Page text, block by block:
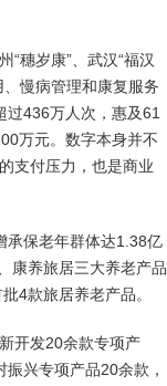
“穗岁康”、武汉“福汉
慢病管理和康复服务
过436万人次，惠及61
万元。数字本身并不
支付压力，也是商业
承保老年群体达1.38亿
康养旅居三大养老产品
4款旅居养老产品。
开发20余款专项产
兴专项产品20余款，